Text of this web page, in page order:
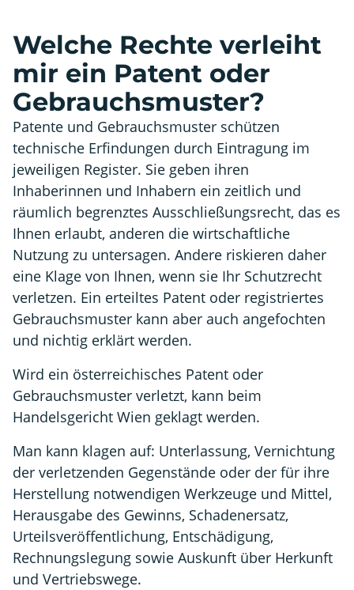
Welche Rechte verleiht
mir ein Patent oder
Gebrauchsmuster?
Patente und Gebrauchsmuster schützen
technische Erfindungen durch Eintragung im
jeweiligen Register. Sie geben ihren
Inhaberinnen und Inhabern ein zeitlich und
räumlich begrenztes Ausschließungsrecht, das es
Ihnen erlaubt, anderen die wirtschaftliche
Nutzung zu untersagen. Andere riskieren daher
eine Klage von Ihnen, wenn sie Ihr Schutzrecht
verletzen. Ein erteiltes Patent oder registriertes
Gebrauchsmuster kann aber auch angefochten
und nichtig erklärt werden.
Wird ein österreichisches Patent oder
Gebrauchsmuster verletzt, kann beim
Handelsgericht Wien geklagt werden.
Man kann klagen auf: Unterlassung, Vernichtung
der verletzenden Gegenstände oder der für ihre
Herstellung notwendigen Werkzeuge und Mittel,
Herausgabe des Gewinns, Schadenersatz,
Urteilsveröffentlichung, Entschädigung,
Rechnungslegung sowie Auskunft über Herkunft
und Vertriebswege.